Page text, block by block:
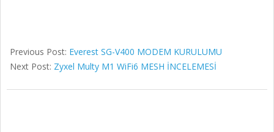
Previous Post: Everest SG-V400 MODEM KURULUMU
Next Post: Zyxel Multy M1 WiFi6 MESH İNCELEMESİ